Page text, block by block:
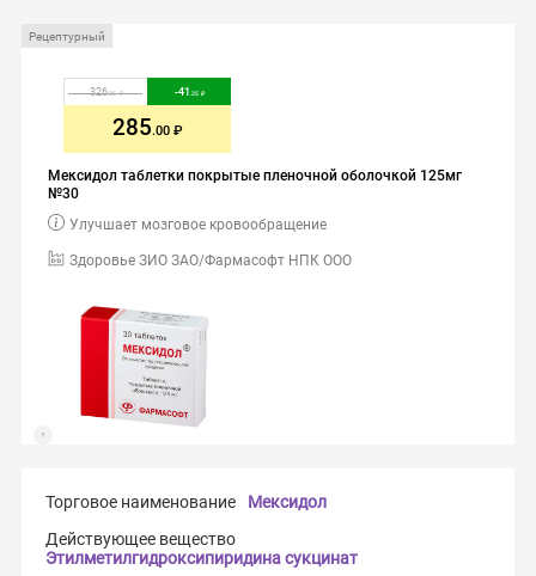
Рецептурный
Мексидол таблетки покрытые пленочной оболочкой 125мг
№30
Здоровье ЗИО ЗАО/Фармасофт НПК ООО
Улучшает мозговое кровообращение
326.35 -41 .35
285.00
Торговое наименование
Мексидол
Действующее вещество
Этилметилгидроксипиридина сукцинат